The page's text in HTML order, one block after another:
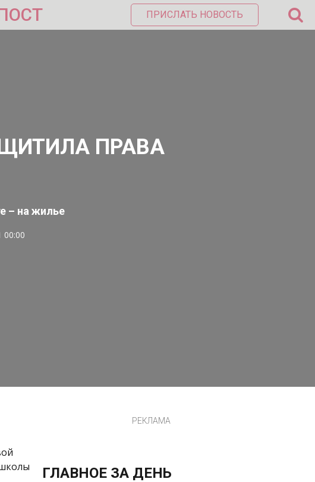
ПРИСЛАТЬ НОВОСТЬ
ПРАВА
– на жилье
00:00
РЕКЛАМА
ГЛАВНОЕ ЗА ДЕНЬ